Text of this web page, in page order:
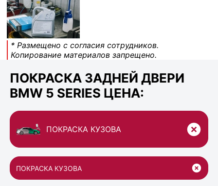
* Размещено с согласия сотрудников.
Копирование материалов запрещено.
ПОКРАСКА ЗАДНЕЙ ДВЕРИ
BMW 5 SERIES ЦЕНА:
ПОКРАСКА КУЗОВА
ПОКРАСКА КУЗОВА